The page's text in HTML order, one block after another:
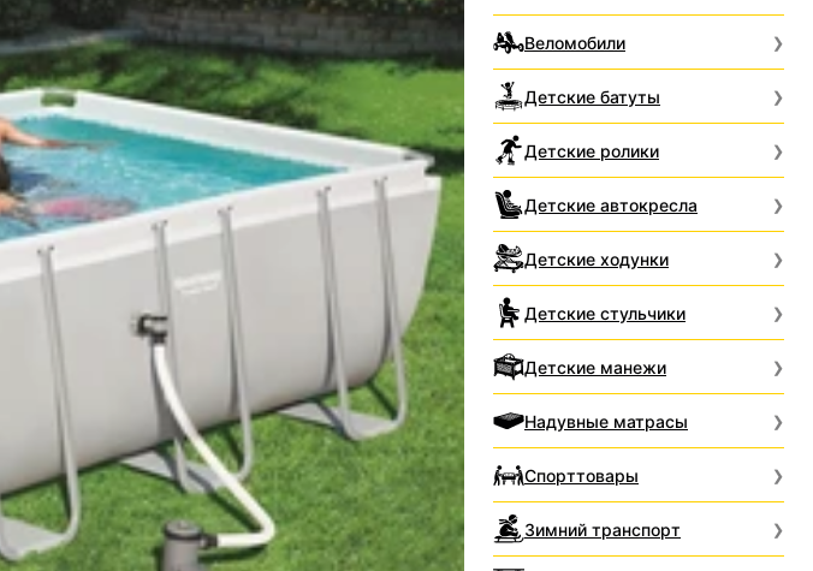
Веломобили
Детские батуты
Детские ролики
Детские автокресла
Детские ходунки
Детские стульчики
Детские манежи
Надувные матрасы
Спорттовары
Зимний транспорт